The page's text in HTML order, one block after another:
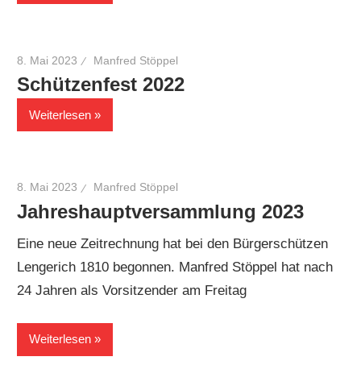
8. Mai 2023 Manfred Stöppel
Schützenfest 2022
Weiterlesen
8. Mai 2023 Manfred Stöppel
Jahreshauptversammlung 2023
Eine neue Zeitrechnung hat bei den Bürgerschützen
Lengerich 1810 begonnen. Manfred Stöppel hat nach
24 Jahren als Vorsitzender am Freitag
Weiterlesen